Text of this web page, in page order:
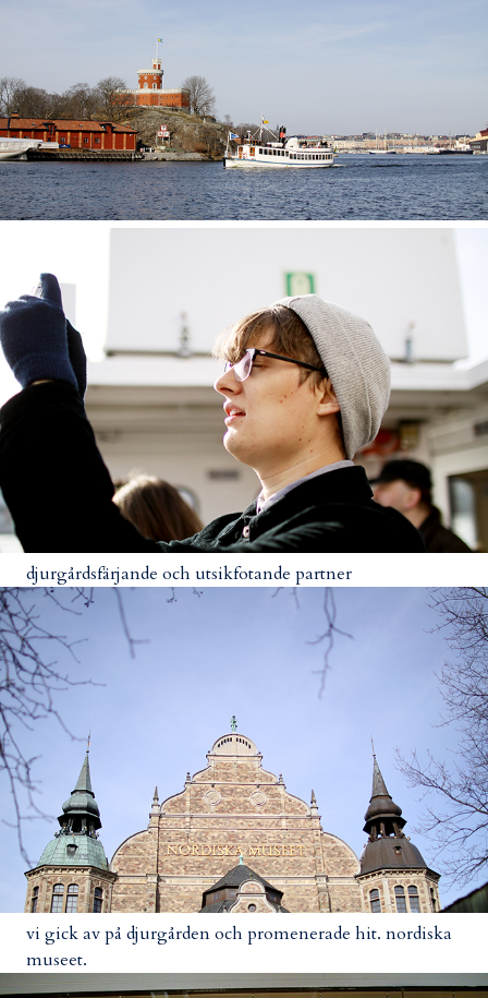
djurgårdsfärjande och utsikfotande partner
vi gick av på djurgården och promenerade hit. nordiska
museet.